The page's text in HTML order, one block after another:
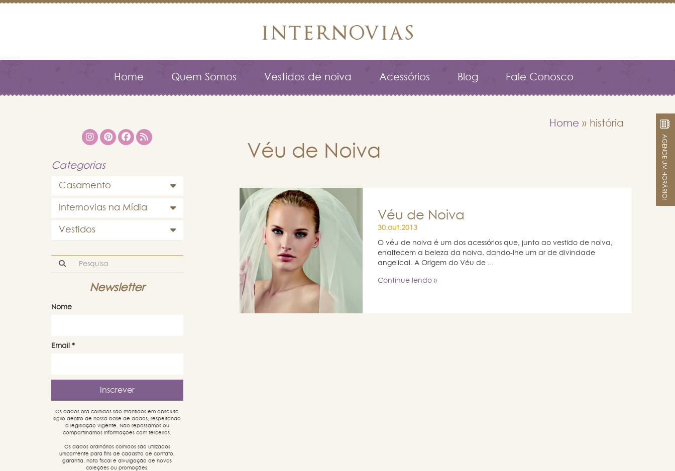
Home Quem Somos Vestidos de noiva Acessórios Blog Fale Conosco
Categorias
Casamento
Internovias na Mídia
Vestidos
Newsletter
Nome
Email *
Os dados ora colhidos são mantidos em absoluto
sigilo dentro de nossa base de dados, respeitando
a legislação vigente. Não repassamos ou
compartilhamos informações com terceiros.
Os dados ordinários colhidos são utilizados
unicamente para fins de cadastro de contato,
garantia, nota fiscal e divulgação de novas
coleções ou promoções.
Home » história
Véu de Noiva
Véu de Noiva
30.out.2013
O véu de noiva é um dos acessórios que, junto ao vestido de noiva,
enaltecem a beleza da noiva, dando-lhe um ar de divindade
angelical. A Origem do Véu de ...
Continue lendo »
AGENDE UM HORÁRIO!